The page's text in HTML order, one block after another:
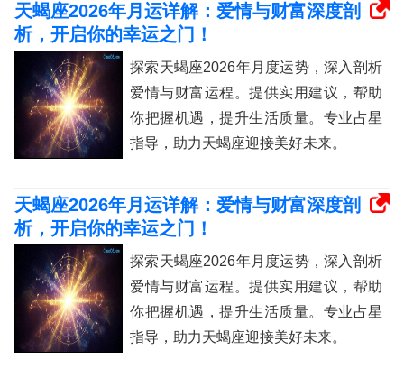
天蝎座2026年月运详解：爱情与财富深度剖
析，开启你的幸运之门！
探索天蝎座2026年月度运势，深入剖析
爱情与财富运程。提供实用建议，帮助
你把握机遇，提升生活质量。专业占星
指导，助力天蝎座迎接美好未来。
天蝎座2026年月运详解：爱情与财富深度剖
析，开启你的幸运之门！
探索天蝎座2026年月度运势，深入剖析
爱情与财富运程。提供实用建议，帮助
你把握机遇，提升生活质量。专业占星
指导，助力天蝎座迎接美好未来。